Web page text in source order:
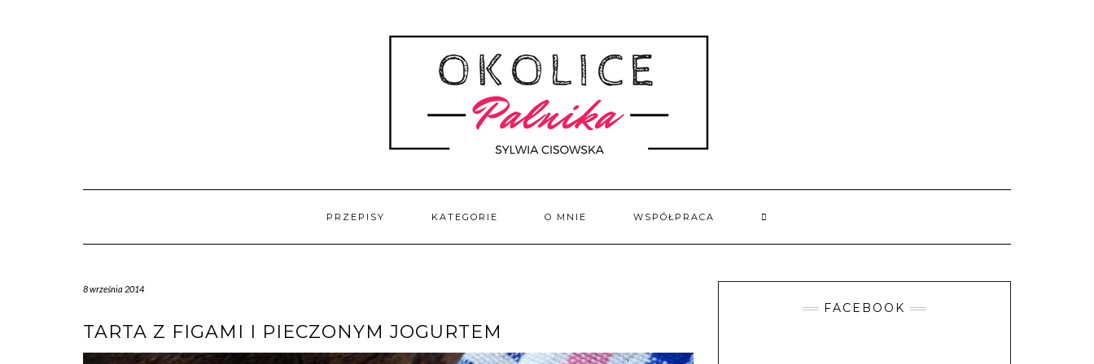
PRZEPISY KATEGORIE O MNIE WSPÓŁPRACA
8 września 2014
TARTA Z FIGAMI I PIECZONYM JOGURTEM
FACEBOOK